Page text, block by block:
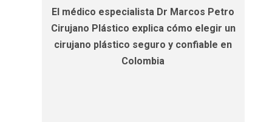
El médico especialista Dr Marcos Petro
Cirujano Plástico explica cómo elegir un
cirujano plástico seguro y confiable en
Colombia